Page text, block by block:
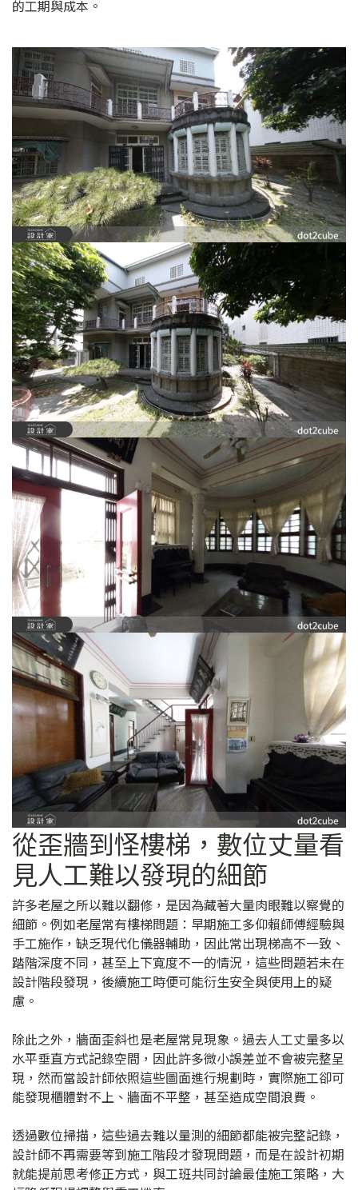
的工期與成本。
從歪牆到怪樓梯，數位丈量看
見人工難以發現的細節
許多老屋之所以難以翻修，是因為藏著大量肉眼難以察覺的
細節。例如老屋常有樓梯問題：早期施工多仰賴師傅經驗與
手工施作，缺乏現代化儀器輔助，因此常出現梯高不一致、
踏階深度不同，甚至上下寬度不一的情況，這些問題若未在
設計階段發現，後續施工時便可能衍生安全與使用上的疑
慮。
除此之外，牆面歪斜也是老屋常見現象。過去人工丈量多以
水平垂直方式記錄空間，因此許多微小誤差並不會被完整呈
現，然而當設計師依照這些圖面進行規劃時，實際施工卻可
能發現櫃體對不上、牆面不平整，甚至造成空間浪費。
透過數位掃描，這些過去難以量測的細節都能被完整記錄，
設計師不再需要等到施工階段才發現問題，而是在設計初期
就能提前思考修正方式，與工班共同討論最佳施工策略，大